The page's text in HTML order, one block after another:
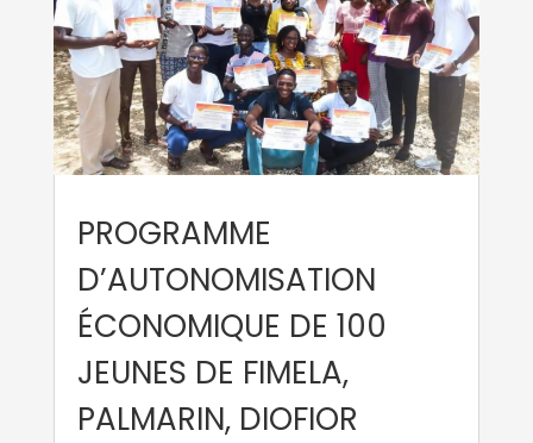
PROGRAMME
D’AUTONOMISATION
ÉCONOMIQUE DE 100
JEUNES DE FIMELA,
PALMARIN, DIOFIOR